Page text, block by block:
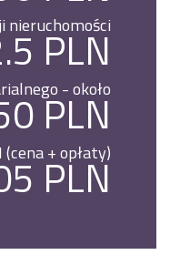
nieruchomości
PLN
- około
PLN
(cena + opłaty)
PLN